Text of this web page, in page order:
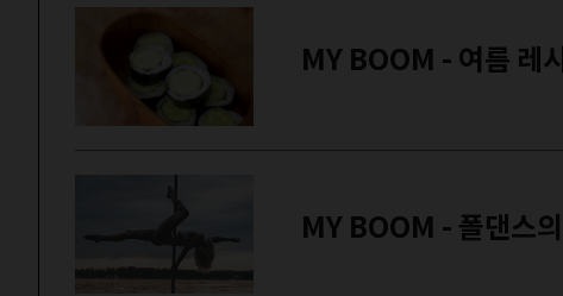
MY BOOM - 여름 레
MY BOOM - 폴댄스